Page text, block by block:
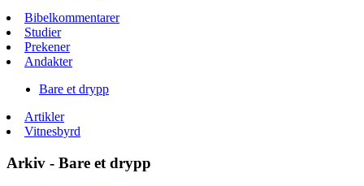
Bibelkommentarer
Studier
Prekener
Andakter
Bare et drypp
Artikler
Vitnesbyrd
Arkiv - Bare et drypp